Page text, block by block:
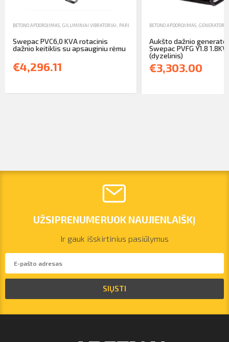
vilnius@arsenalrent.com
BETONO APDOROJIMAS GILUMINIAI VIBRATORIAI PARDAVIMAS
Swepac PVC6,0 KVA rotacinis
dažnio keitiklis su apsauginiu rėmu
€4,296.11
BETONO APDOROJIMAS,
Aukšto dažnio
Swepac PVFG Y1.8
(dyzelinis)
€3,303.00
UŽSIPRENUMERUOK NAUJIENLAIŠKĮ
Ir gauk išskirtinius pasiūlymus
SIŲSTI